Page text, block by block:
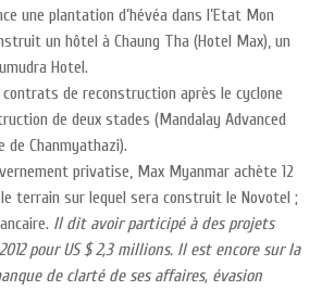
une plantation d’hévéa dans l’Etat Mon
un hôtel à Chaung Tha (Hotel Max), un
Hotel.
de reconstruction après le cyclone
de deux stades (Mandalay Advanced
de Chanmyathazi).
privatise, Max Myanmar achète 12
terrain sur lequel sera construit le Novotel ;
Il dit avoir participé à des projets
pour US $ 2,3 millions. Il est encore sur la
de clarté de ses affaires, évasion